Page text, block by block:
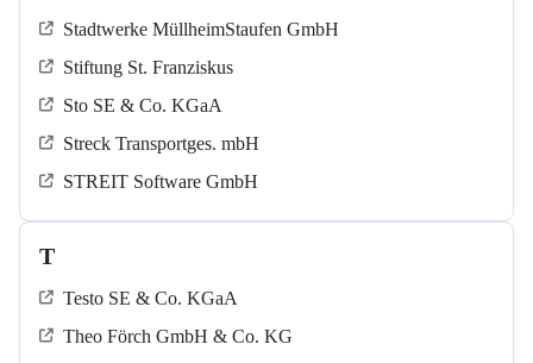
Stadtwerke MüllheimStaufen GmbH
Stiftung St. Franziskus
Sto SE & Co. KGaA
Streck Transportges. mbH
STREIT Software GmbH
T
Testo SE & Co. KGaA
Theo Förch GmbH & Co. KG